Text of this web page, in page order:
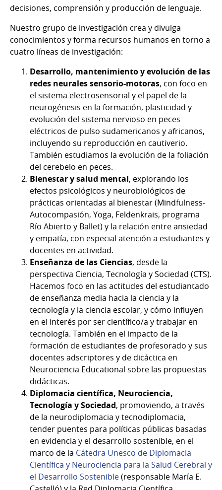
decisiones, comprensión y producción de lenguaje.
Nuestro grupo de investigación crea y divulga
conocimientos y forma recursos humanos en torno a
cuatro líneas de investigación:
Desarrollo, mantenimiento y evolución de las
redes neurales sensorio-motoras, con foco en
el sistema electrosensorial y el papel de la
neurogénesis en la formación, plasticidad y
evolución del sistema nervioso en peces
eléctricos de pulso sudamericanos y africanos,
incluyendo su reproducción en cautiverio.
También estudiamos la evolución de la foliación
del cerebelo en peces.
Bienestar y salud mental, explorando los
efectos psicológicos y neurobiológicos de
prácticas orientadas al bienestar (Mindfulness-
Autocompasión, Yoga, Feldenkrais, programa
Río Abierto y Ballet) y la relación entre ansiedad
y empatía, con especial atención a estudiantes y
docentes en actividad.
Enseñanza de las Ciencias, desde la
perspectiva Ciencia, Tecnología y Sociedad (CTS).
Hacemos foco en las actitudes del estudiantado
de enseñanza media hacia la ciencia y la
tecnología y la ciencia escolar, y cómo influyen
en el interés por ser científico/a y trabajar en
tecnología. También en el impacto de la
formación de estudiantes de profesorado y sus
docentes adscriptores y de dicáctica en
Neurociencia Educational sobre las propuestas
didácticas.
Diplomacia científica, Neurociencia,
Tecnología y Sociedad, promoviendo, a través
de la neurodiplomacia y tecnodiplomacia,
tender puentes para políticas públicas basadas
en evidencia y el desarrollo sostenible, en el
marco de la Cátedra Unesco de Diplomacia
Científica y Neurociencia para la Salud Cerebral y
el Desarrollo Sostenible(responsable María E.